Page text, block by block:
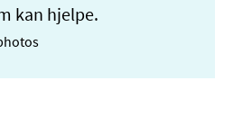
kan hjelpe.